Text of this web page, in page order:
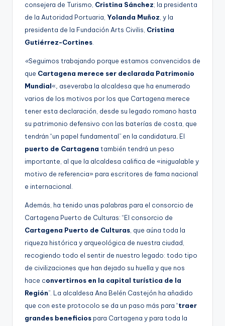
consejera de Turismo, Cristina Sánchez; la presidenta
de la Autoridad Portuaria, Yolanda Muñoz, y la
presidenta de la Fundación Arts Civilis, Cristina
Gutiérrez-Cortines.
«Seguimos trabajando porque estamos convencidos de
que Cartagena merece ser declarada Patrimonio
Mundial«, aseveraba la alcaldesa que ha enumerado
varios de los motivos por los que Cartagena merece
tener esta declaración, desde su legado romano hasta
su patrimonio defensivo con las baterías de costa, que
tendrán “un papel fundamental” en la candidatura. El
puerto de Cartagena también tendrá un peso
importante, al que la alcaldesa califica de «inigualable y
motivo de referencia» para escritores de fama nacional
e internacional.
Además, ha tenido unas palabras para el consorcio de
Cartagena Puerto de Culturas: “El consorcio de
Cartagena Puerto de Culturas, que aúna toda la
riqueza histórica y arqueológica de nuestra ciudad,
recogiendo todo el sentir de nuestro legado: todo tipo
de civilizaciones que han dejado su huella y que nos
hace convertirnos en la capital turística de la
Región”. La alcaldesa Ana Belén Castejón ha añadido
que con este protocolo se da un paso más para “traer
grandes beneficios para Cartagena y para toda la